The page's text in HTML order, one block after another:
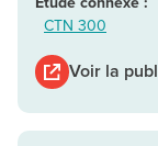
CTN 300
Voir la